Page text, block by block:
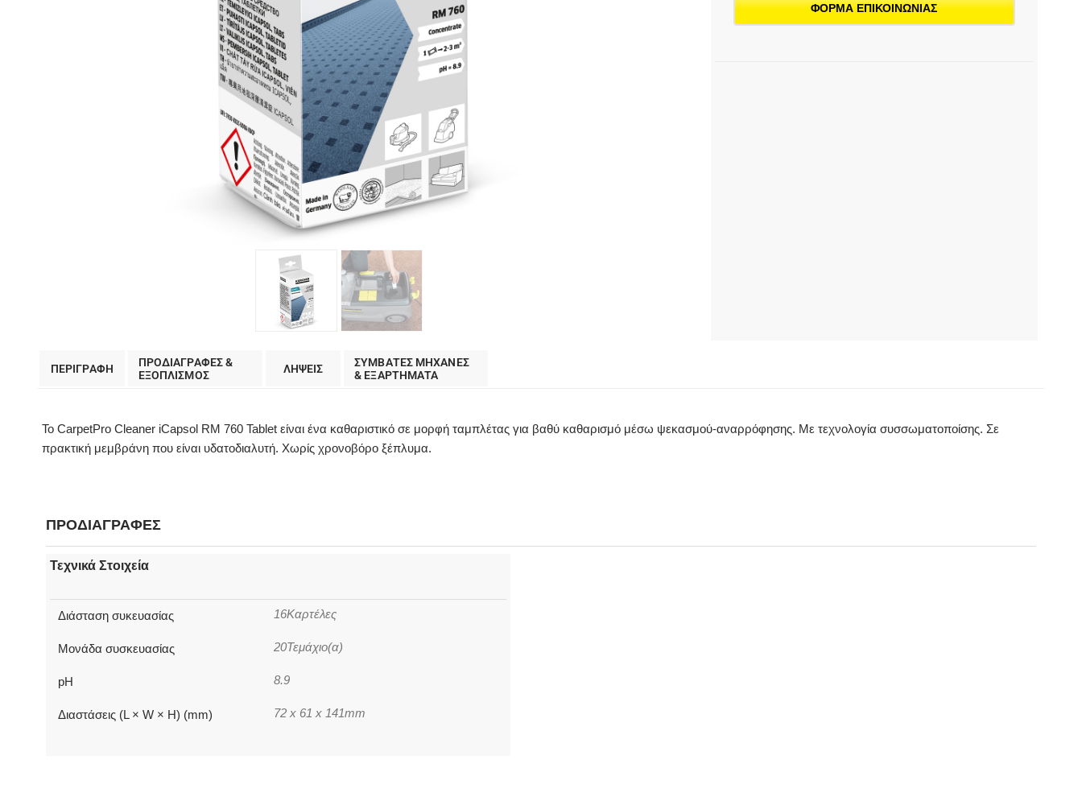
ΦΟΡΜΑ ΕΠΙΚΟΙΝΩΝΙΑΣ
ΠΕΡΙΓΡΑΦΗ
ΠΡΟΔΙΑΓΡΑΦΕΣ &
EΞΟΠΛΙΣΜΟΣ
ΛΗΨΕΙΣ
ΣΥΜΒΑΤΕΣ ΜΗΧΑΝΕΣ
& ΕΞΑΡΤΗΜΑΤΑ
Το CarpetPro Cleaner iCapsol RM 760 Tablet είναι ένα καθαριστικό σε μορφή ταμπλέτας για βαθύ καθαρισμό μέσω ψεκασμού-αναρρόφησης. Με τεχνολογία συσσωματοποίσης. Σε
πρακτική μεμβράνη που είναι υδατοδιαλυτή. Χωρίς χρονοβόρο ξέπλυμα.
ΠΡΟΔΙΑΓΡΑΦΕΣ
Τεχνικά Στοιχεία
Διάσταση συκευασίας 16Καρτέλες
Μονάδα συσκευασίας 20Τεμάχιο(α)
pH 8.9
Διαστάσεις (L × W × H) (mm) 72 x 61 x 141mm